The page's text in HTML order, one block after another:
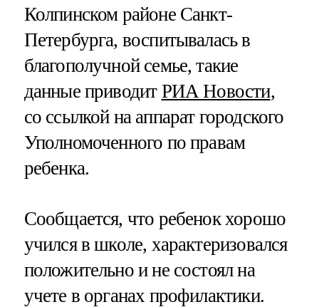
Колпинском районе Санкт-
Петербурга, воспитывалась в
благополучной семье, такие
данные приводит РИА Новости,
со ссылкой на аппарат городского
Уполномоченного по правам
ребенка.
Сообщается, что ребенок хорошо
учился в школе, характеризовался
положительно и не состоял на
учете в органах профилактики.